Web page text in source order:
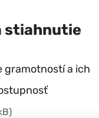
stiahnutie
gramotností a ich